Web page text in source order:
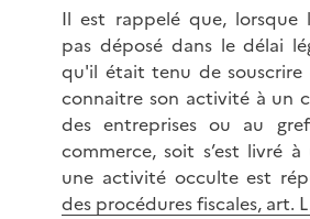
Il est rappelé que, lorsque
pas déposé dans le délai
qu'il était tenu de
connaitre son activité à un
des entreprises ou au
commerce, soit s’est livré
une activité occulte est
des procédures fiscales, art.